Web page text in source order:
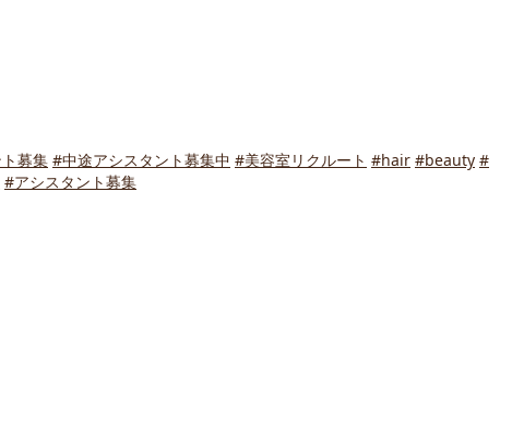
募集 #中途アシスタント募集中 #美容室リクルート #hair #beauty #
#アシスタント募集